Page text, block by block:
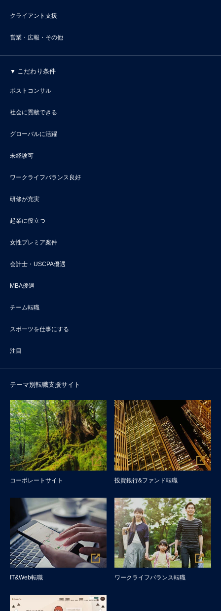
クライアント支援
営業・広報・その他
こだわり条件
ポストコンサル
社会に貢献できる
グローバルに活躍
未経験可
ワークライフバランス良好
研修が充実
起業に役立つ
女性プレミア案件
会計士・USCPA優遇
MBA優遇
チーム転職
スポーツを仕事にする
注目
テーマ別転職支援サイト
コーポレートサイト 投資銀行&ファンド転職
IT&Web転職 ワークライフバランス転職